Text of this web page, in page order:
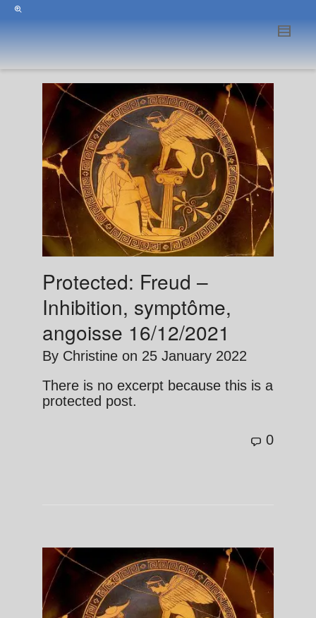
Protected: Freud –
Inhibition, symptôme,
angoisse 16/12/2021
By Christine on 25 January 2022
There is no excerpt because this is a
protected post.
0